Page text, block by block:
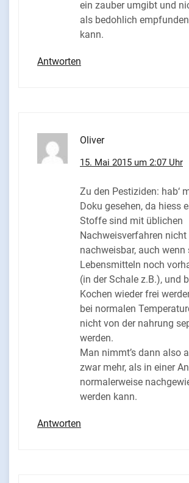
ein zauber umgibt und
als bedohlich
kann.
Antworten
Oliver
15. Mai 2015 um 2:07 Uhr
Zu den Pestiziden: hab‘
Doku gesehen, da hiess
Stoffe sind mit üblichen
Nachweisverfahren nicht
nachweisbar, auch wenn
Lebensmitteln noch
(in der Schale z.B.), und
Kochen wieder frei
bei normalen
nicht von der nahrung
werden.
Man nimmt’s dann also
zwar mehr, als in einer
normalerweise
werden kann.
Antworten